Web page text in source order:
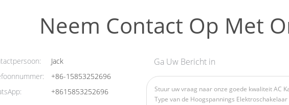
Neem Contact Op Met
Jack
+86-15853252696
+8615853252696
Ga Uw Bericht in